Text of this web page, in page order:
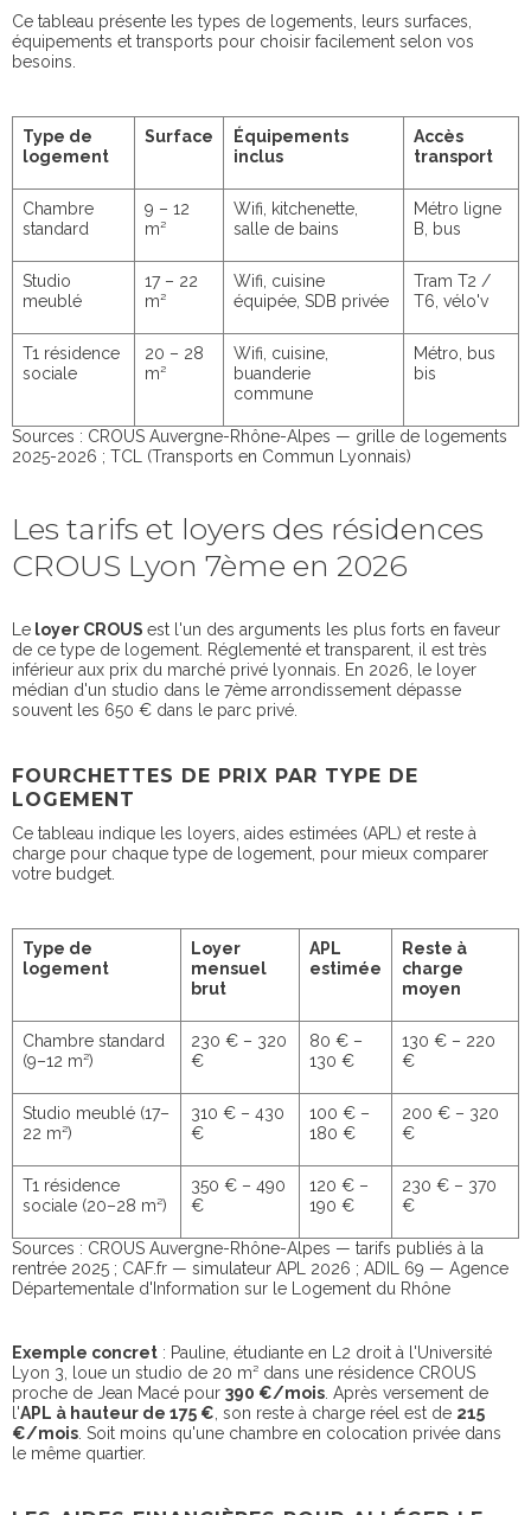
Ce tableau présente les types de logements, leurs surfaces,
équipements et transports pour choisir facilement selon vos
besoins.
Type de
logement
Surface
Équipements
inclus
Accès
transport
Chambre
standard
9 – 12
m²
Wifi, kitchenette,
salle de bains
Métro ligne
B, bus
Studio
meublé
17 – 22
m²
Wifi, cuisine
équipée, SDB privée
Tram T2 /
T6, vélo'v
T1 résidence
sociale
20 – 28
m²
Wifi, cuisine,
buanderie
commune
Métro, bus
bis
Sources : CROUS Auvergne-Rhône-Alpes — grille de logements
2025-2026 ; TCL (Transports en Commun Lyonnais)
Les tarifs et loyers des résidences
CROUS Lyon 7ème en 2026
Le loyer CROUS est l'un des arguments les plus forts en faveur
de ce type de logement. Réglementé et transparent, il est très
inférieur aux prix du marché privé lyonnais. En 2026, le loyer
médian d'un studio dans le 7ème arrondissement dépasse
souvent les 650 € dans le parc privé.
FOURCHETTES DE PRIX PAR TYPE DE
LOGEMENT
Ce tableau indique les loyers, aides estimées (APL) et reste à
charge pour chaque type de logement, pour mieux comparer
votre budget.
Type de
logement
Loyer
mensuel
brut
APL
estimée
Reste à
charge
moyen
Chambre standard
(9–12 m²)
230 € – 320
€
80 € –
130 €
130 € – 220
€
Studio meublé (17–
22 m²)
310 € – 430
€
100 € –
180 €
200 € – 320
€
T1 résidence
sociale (20–28 m²)
350 € – 490
€
120 € –
190 €
230 € – 370
€
Sources : CROUS Auvergne-Rhône-Alpes — tarifs publiés à la
rentrée 2025 ; CAF.fr — simulateur APL 2026 ; ADIL 69 — Agence
Départementale d'Information sur le Logement du Rhône
Exemple concret : Pauline, étudiante en L2 droit à l'Université
Lyon 3, loue un studio de 20 m² dans une résidence CROUS
proche de Jean Macé pour 390 €/mois . Après versement de
l'APL à hauteur de 175 € , son reste à charge réel est de 215
€/mois . Soit moins qu'une chambre en colocation privée dans
le même quartier.